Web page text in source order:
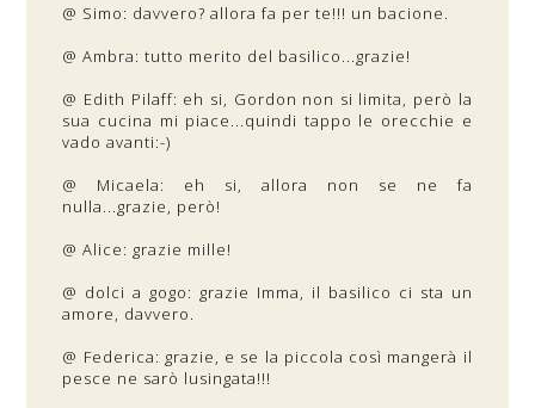
@ Simo: davvero? allora fa per te!!! un bacione.
@ Ambra: tutto merito del basilico...grazie!
@ Edith Pilaff: eh si, Gordon non si limita, però la
sua cucina mi piace...quindi tappo le orecchie e
vado avanti:-)
@ Micaela: eh si, allora non se ne fa
nulla...grazie, però!
@ Alice: grazie mille!
@ dolci a gogo: grazie Imma, il basilico ci sta un
amore, davvero.
@ Federica: grazie, e se la piccola così mangerà il
pesce ne sarò lusingata!!!